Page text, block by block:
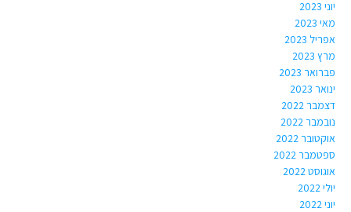
יוני 2023
מאי 2023
אפריל 2023
מרץ 2023
פברואר 2023
ינואר 2023
דצמבר 2022
נובמבר 2022
אוקטובר 2022
ספטמבר 2022
אוגוסט 2022
יולי 2022
יוני 2022